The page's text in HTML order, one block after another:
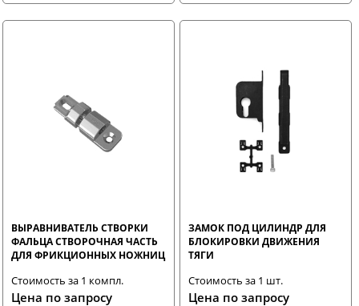
ВЫРАВНИВАТЕЛЬ СТВОРКИ
ФАЛЬЦА СТВОРОЧНАЯ ЧАСТЬ
ДЛЯ ФРИКЦИОННЫХ НОЖНИЦ
Стоимость за 1 компл.
Цена по запросу
ЗАМОК ПОД ЦИЛИНДР ДЛЯ
БЛОКИРОВКИ ДВИЖЕНИЯ
ТЯГИ
Стоимость за 1 шт.
Цена по запросу